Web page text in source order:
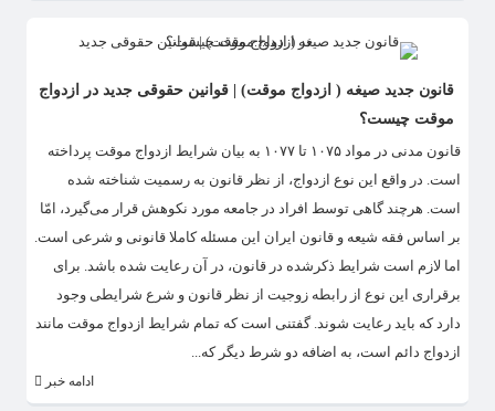
قانون جدید صیغه ( ازدواج موقت) | قوانین حقوقی جدید در ازدواج
موقت چیست؟
قانون مدنی در مواد ۱۰۷۵ تا ۱۰۷۷ به بیان شرایط ازدواج موقت پرداخته
است. در واقع این نوع ازدواج، از نظر قانون به رسمیت شناخته شده
است. هرچند گاهی توسط افراد در جامعه مورد نکوهش قرار می‌گیرد، امّا
بر اساس فقه شیعه و قانون ایران این مسئله کاملا قانونی و شرعی است.
اما لازم است شرایط ذکرشده در قانون، در آن رعایت شده باشد. برای
برقراری این نوع از رابطه زوجیت از نظر قانون و شرع شرایطی وجود
دارد که باید رعایت شوند. گفتنی است که تمام شرایط ازدواج موقت مانند
ازدواج دائم است، به اضافه دو شرط دیگر که...
ادامه خبر